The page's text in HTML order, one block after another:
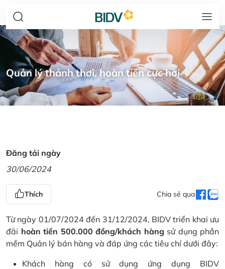
Quản lý thảnh thơi, hoàn tiền cực hời
Đăng tải ngày
30/06/2024
Thích Chia sẻ qua
Từ ngày 01/07/2024 đến 31/12/2024, BIDV triển khai ưu
đãi hoàn tiền 500.000 đồng/khách hàng sử dụng phần
mềm Quản lý bán hàng và đáp ứng các tiêu chí dưới đây:
Khách hàng có sử dụng ứng dụng BIDV